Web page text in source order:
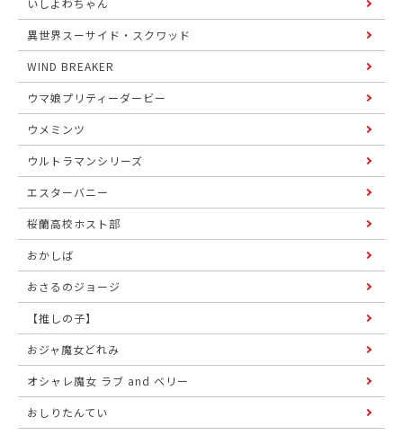
いしよわちゃん
異世界スーサイド・スクワッド
WIND BREAKER
ウマ娘プリティーダービー
ウメミンツ
ウルトラマンシリーズ
エスターバニー
桜蘭高校ホスト部
おかしば
おさるのジョージ
【推しの子】
おジャ魔女どれみ
オシャレ魔女 ラブ and ベリー
おしりたんてい